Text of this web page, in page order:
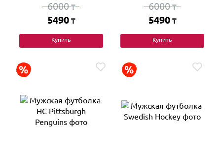
6000₸
5490 ₸
Купить
6000₸
5490 ₸
Купить